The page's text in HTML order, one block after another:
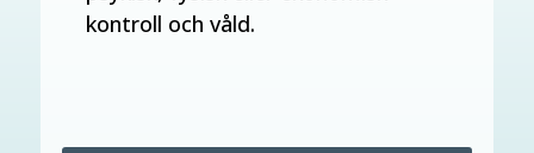
kontroll och våld.